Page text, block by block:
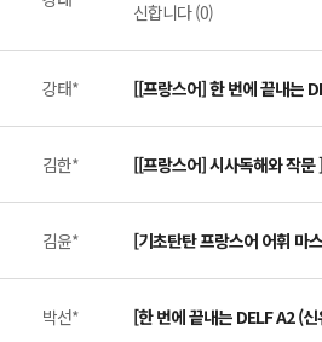
신합니다 (0)
강태* [[프랑스어] 한 번에 끝내는
김한* [[프랑스어] 시사독해와 작문 ]
김윤* [기초탄탄 프랑스어 어휘 마
박선* [한 번에 끝내는 DELF A2 (